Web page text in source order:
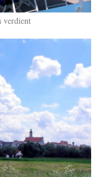
verdient